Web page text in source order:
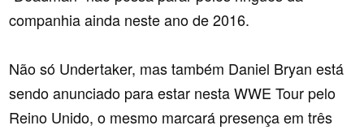
companhia ainda neste ano de 2016.
Não só Undertaker, mas também Daniel Bryan está
sendo anunciado para estar nesta WWE Tour pelo
Reino Unido, o mesmo marcará presença em três